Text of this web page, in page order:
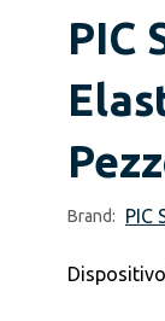
PIC
Brand: PIC